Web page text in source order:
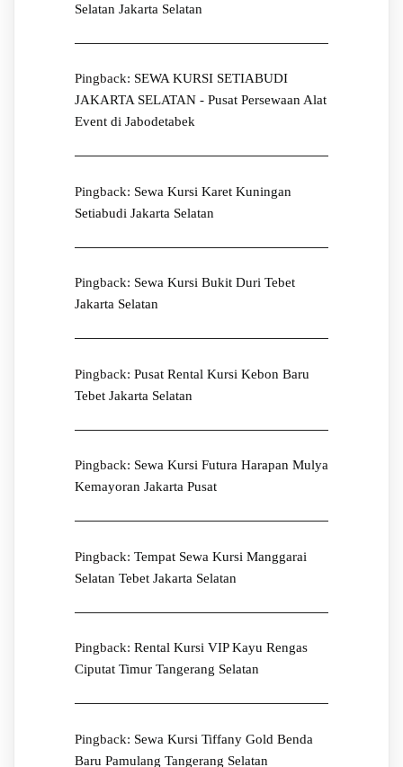
Selatan Jakarta Selatan
Pingback: SEWA KURSI SETIABUDI
JAKARTA SELATAN - Pusat Persewaan Alat
Event di Jabodetabek
Pingback: Sewa Kursi Karet Kuningan
Setiabudi Jakarta Selatan
Pingback: Sewa Kursi Bukit Duri Tebet
Jakarta Selatan
Pingback: Pusat Rental Kursi Kebon Baru
Tebet Jakarta Selatan
Pingback: Sewa Kursi Futura Harapan Mulya
Kemayoran Jakarta Pusat
Pingback: Tempat Sewa Kursi Manggarai
Selatan Tebet Jakarta Selatan
Pingback: Rental Kursi VIP Kayu Rengas
Ciputat Timur Tangerang Selatan
Pingback: Sewa Kursi Tiffany Gold Benda
Baru Pamulang Tangerang Selatan